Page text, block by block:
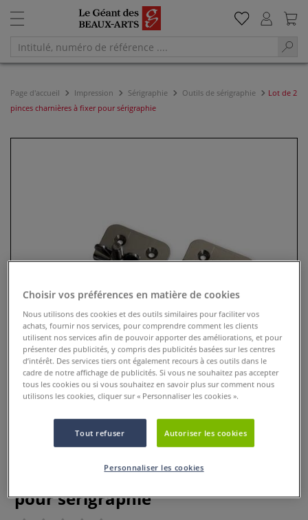
Page d'accueil Impression Sérigraphie Outils de sérigraphie
Lot de 2
pinces charnières à fixer pour sérigraphie
Lot de 2 pinces charnières à fixer
pour sérigraphie
Choisir vos préférences en matière de cookies
Nous utilisons des cookies et des outils similaires pour faciliter vos
achats, fournir nos services, pour comprendre comment les clients
utilisent nos services afin de pouvoir apporter des améliorations, et pour
présenter des publicités, y compris des publicités basées sur les centres
d’intérêt. Des services tiers ont également recours à ces outils dans le
cadre de notre affichage de publicités. Si vous ne souhaitez pas accepter
tous les cookies ou si vous souhaitez en savoir plus sur comment nous
utilisons les cookies, cliquer sur « Personnaliser les cookies ».
Tout refuser Autoriser les cookies
Personnaliser les cookies